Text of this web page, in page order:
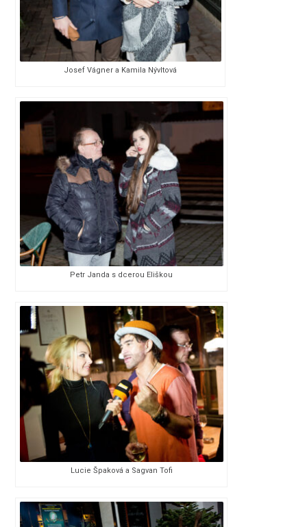
Josef Vágner a Kamila Nývltová
Petr Janda s dcerou Eliškou
Lucie Špaková a Sagvan Tofi